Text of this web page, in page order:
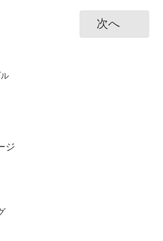
次へ
ジ